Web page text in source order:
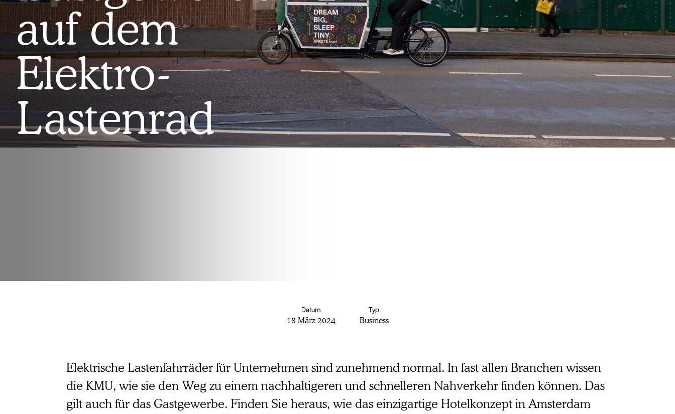
auf dem
Elektro-
Lastenrad
Datum
18 März 2024
Typ
Business
Elektrische Lastenfahrräder für Unternehmen sind zunehmend normal. In fast allen Branchen wissen
die KMU, wie sie den Weg zu einem nachhaltigeren und schnelleren Nahverkehr finden können. Das
gilt auch für das Gastgewerbe. Finden Sie heraus, wie das einzigartige Hotelkonzept in Amsterdam